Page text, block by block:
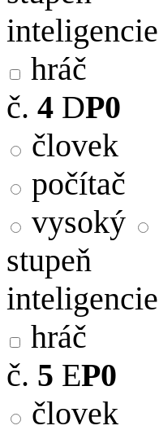
inteligencie
hráč
č. 4 DP0
človek
počítač
vysoký
stupeň
inteligencie
hráč
č. 5 EP0
človek